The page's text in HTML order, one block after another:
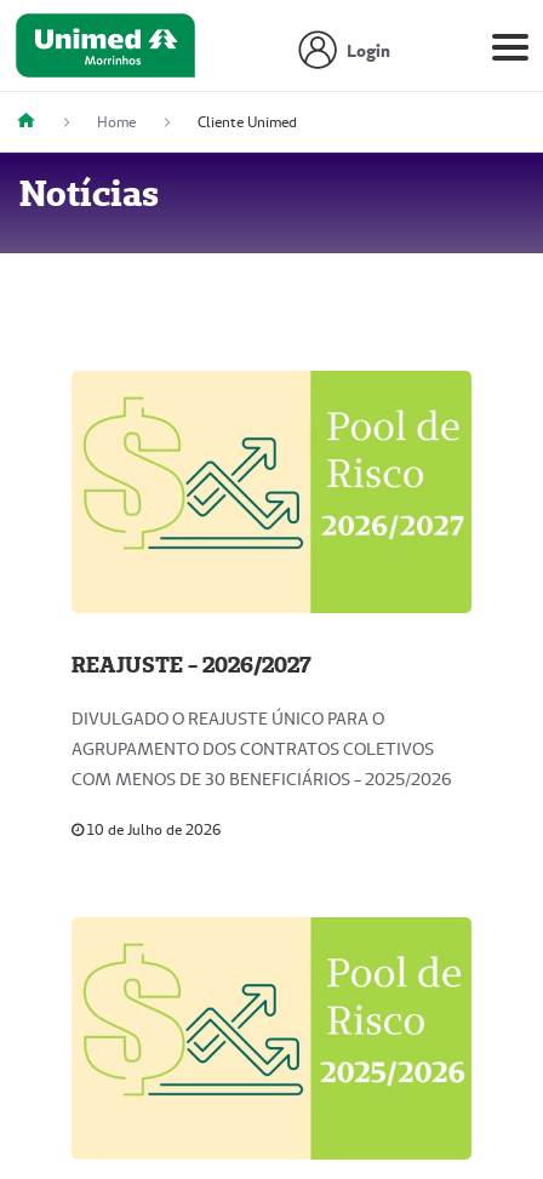
Login
Home Cliente Unimed
Notícias
REAJUSTE - 2026/2027
DIVULGADO O REAJUSTE ÚNICO PARA O
AGRUPAMENTO DOS CONTRATOS COLETIVOS
COM MENOS DE 30 BENEFICIÁRIOS - 2025/2026
10 de Julho de 2026